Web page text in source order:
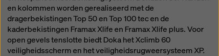
en kolommen worden gerealiseerd met de
dragerbekistingen Top 50 en Top 100 tec en de
kaderbekistingen Framax Xlife en Framax Xlife plus. Voor
open gevels tenslotte biedt Doka het Xclimb 60
veiligheidsscherm en het veiligheidsrugweersysteem XP.